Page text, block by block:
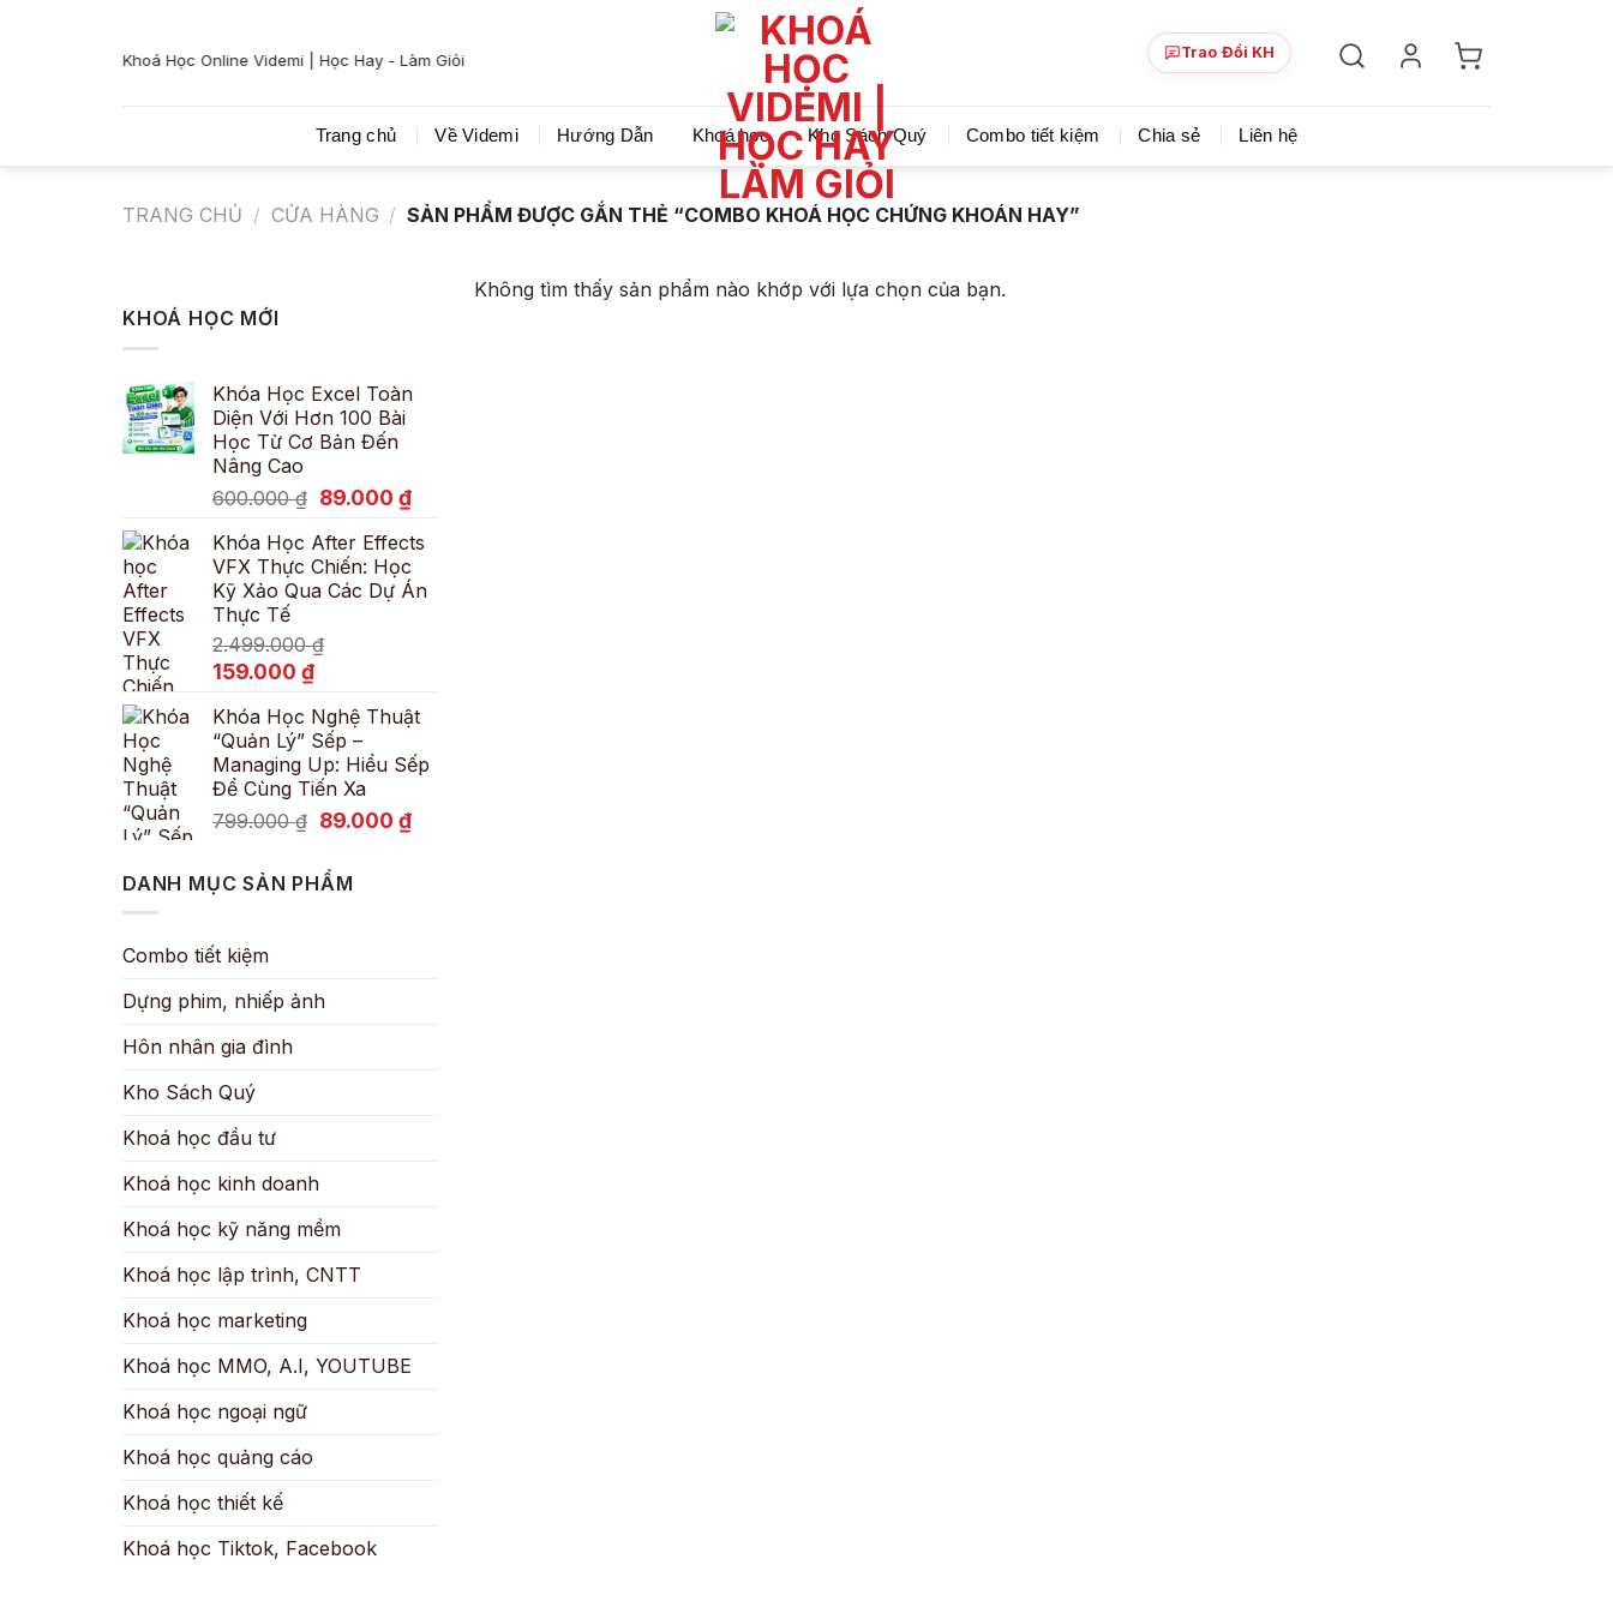
Khoá Học Online Videmi | Học Hay - Làm Giỏi Videmi giúp bạn học tiết kiệm và tiến bộ hơn mỗi ngày! Chia sẻ khoá học giá rẻ cho những ai hạn hẹp
Trao Đổi KH
Trang chủ Về Videmi Hướng Dẫn Khoá học Kho Sách Quý Combo tiết kiệm Chia sẻ Liên hệ
TRANG CHỦ / CỬA HÀNG / SẢN PHẨM ĐƯỢC GẮN THẺ “COMBO KHOÁ HỌC CHỨNG KHOÁN HAY”
KHOÁ HỌC MỚI
Khóa Học Excel Toàn
Diện Với Hơn 100 Bài
Học Từ Cơ Bản Đến
Nâng Cao
600.000₫ Giá
là:
600.000 ₫.
89.000 ₫Giá
tại
là:
89.000 ₫.
Khóa Học After Effects
VFX Thực Chiến: Học
Kỹ Xảo Qua Các Dự Án
Thực Tế
2.499.000₫
Giá
là:
2.499.000 ₫.
159.000 ₫Giá
tại
là:
159.000 ₫.
Khóa Học Nghệ Thuật
“Quản Lý” Sếp –
Managing Up: Hiểu Sếp
Để Cùng Tiến Xa
799.000₫ Giá
là:
799.000 ₫.
89.000 ₫Giá
DANH MỤC SẢN PHẨM
Combo tiết kiệm
Dựng phim, nhiếp ảnh
Hôn nhân gia đình
Kho Sách Quý
Khoá học đầu tư
Khoá học kinh doanh
Khoá học kỹ năng mềm
Khoá học lập trình, CNTT
Khoá học marketing
Khoá học MMO, A.I, YOUTUBE
Khoá học ngoại ngữ
Khoá học quảng cáo
Khoá học thiết kế
Khoá học Tiktok, Facebook
Không tìm thấy sản phẩm nào khớp với lựa chọn của bạn.